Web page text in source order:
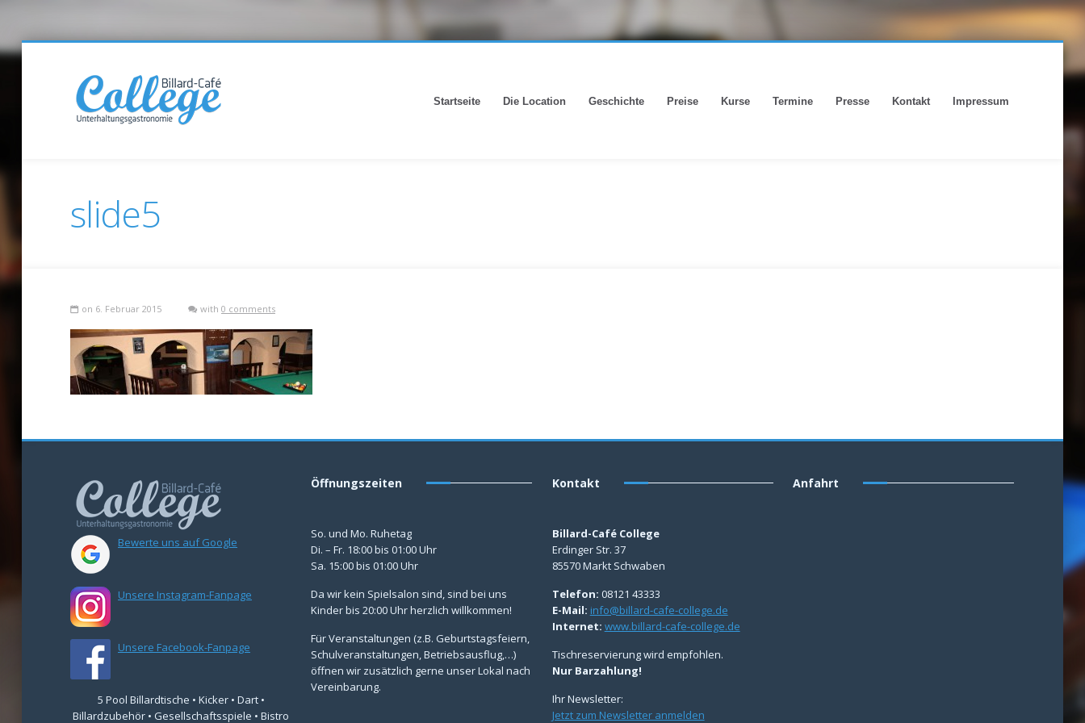
Startseite Die Location Geschichte Preise Kurse Termine Presse Kontakt Impressum
slide5
on 6. Februar 2015 with 0 comments
Bewerte uns auf Google
Unsere Instagram-Fanpage
Unsere Facebook-Fanpage
5 Pool Billardtische • Kicker • Dart •
Billardzubehör • Gesellschaftsspiele • Bistro
Öffnungszeiten
So. und Mo. Ruhetag
Di. – Fr. 18:00 bis 01:00 Uhr
Sa. 15:00 bis 01:00 Uhr
Da wir kein Spielsalon sind, sind bei uns
Kinder bis 20:00 Uhr herzlich willkommen!
Für Veranstaltungen (z.B. Geburtstagsfeiern,
Schulveranstaltungen, Betriebsausflug,…)
öffnen wir zusätzlich gerne unser Lokal nach
Vereinbarung.
Kontakt
Billard-Café College
Erdinger Str. 37
85570 Markt Schwaben
Telefon: 08121 43333
E-Mail: info@billard-cafe-college.de
Internet: www.billard-cafe-college.de
Tischreservierung wird empfohlen.
Nur Barzahlung!
Ihr Newsletter:
Jetzt zum Newsletter anmelden
Anfahrt